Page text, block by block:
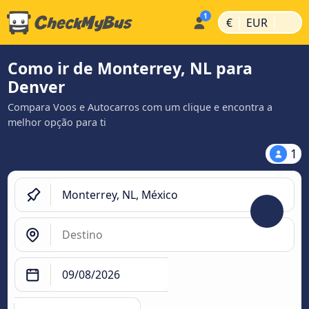
€ | EUR |
Como ir de Monterrey, NL para
Denver
Compara Voos e Autocarros com um clique e encontra a
melhor opção para ti
1